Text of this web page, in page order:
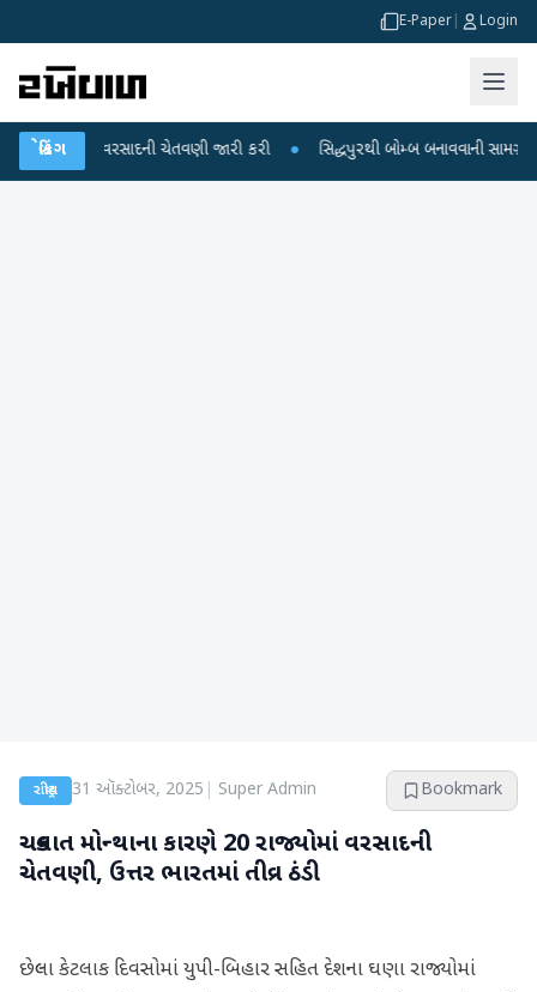
E-Paper Login
બ્રેકિંગ
વરસાદની ચેતવણી જારી કરી ● સિદ્ધપુરથી બોમ્બ બનાવવાની સામગ્રી સાથે
રાષ્ટ્રીય 31 ઑક્ટોબર, 2025 Super Admin Bookmark
ચક્રવાત મોન્થાના કારણે 20 રાજ્યોમાં વરસાદની
ચેતવણી, ઉત્તર ભારતમાં તીવ્ર ઠંડી
છેલ્લા કેટલાક દિવસોમાં યુપી-બિહાર સહિત દેશના ઘણા રાજ્યોમાં